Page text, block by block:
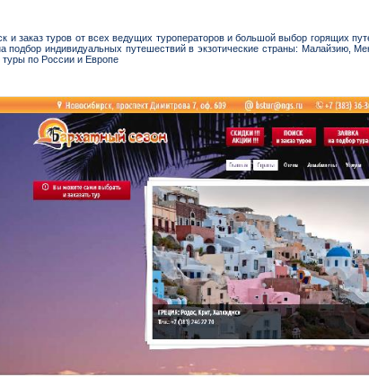
и заказ туров от всех ведущих туроператоров и большой выбор горящих
подбор индивидуальных путешествий в экзотические страны: Малайзию,
по России и Европе